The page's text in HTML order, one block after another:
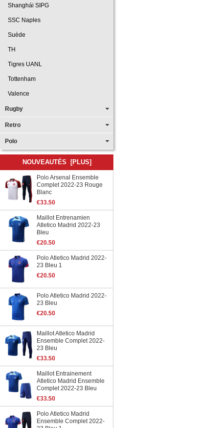
Shanghái SIPG
SSC Naples
Suède
TH
Tigres UANL
Tottenham
Valence
Rugby
Retro
Polo
NOUVEAUTÉS [PLUS]
Polo Arsenal Ensemble
Complet 2022-23 Rouge
Blanc
€33.50
Maillot Entrenamien
Atletico Madrid 2022-23
Bleu
€20.50
Polo Atletico Madrid 2022-
23 Bleu 1
€20.50
Polo Atletico Madrid 2022-
23 Bleu
€20.50
Maillot Atletico Madrid
Ensemble Complet 2022-
23 Bleu
€33.50
Maillot Entrainement
Atletico Madrid Ensemble
Complet 2022-23 Bleu
€33.50
Polo Atletico Madrid
Ensemble Complet 2022-